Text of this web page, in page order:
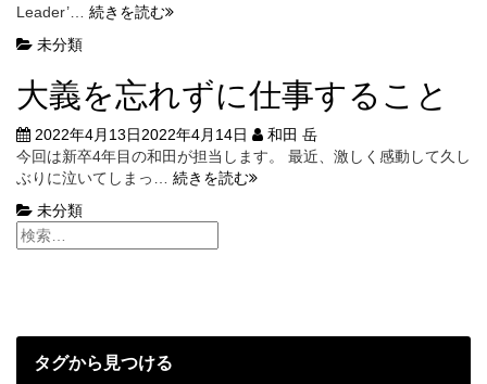
Leader’… 続きを読む強
ム
必
要
条
未分類
大義を忘れずに仕事すること
2022年4月13日2022年4月14日
和田 岳
今回は新卒4年目の和田が担当します。 最近、激しく感動して久し
ぶりに泣いてしまっ… 続きを読む大
未分類
タグから見つける